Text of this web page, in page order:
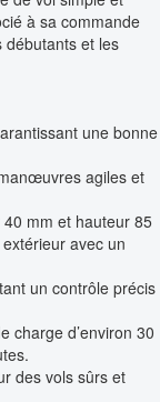
à sa commande
débutants et les
une bonne
agiles et
mm et hauteur 85
avec un
un contrôle précis
charge d’environ 30
des vols sûrs et